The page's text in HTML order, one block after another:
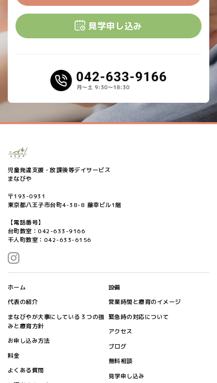
見学申し込み
児童発達支援・放課後等デイサービス
まなびや
〒193-0931
東京都八王子市台町4-38-8 藤幸ビル1階
【電話番号】
台町教室：042-633-9166
千人町教室：042-633-6156
ホーム
代表の紹介
まなびやが大事にしている３つの強
みと療育方針
お申し込み方法
料金
よくある質問
設備
営業時間と療育のイメージ
緊急時の対応について
アクセス
ブログ
無料相談
見学申し込み